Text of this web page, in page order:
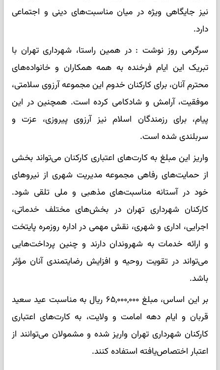
نیز جایگاهی ویژه در میان مناسبت‌های دینی و اجتماعی
دارد.
سرگرمی روز نوشت : در همین راستا، شهرداری تهران با
تبریک این ایام فرخنده به همه همکاران و خانواده‌های
محترم آنان، برای کارکنان خدوم این مجموعه آرزوی سلامتی،
موفقیت، آرامش و شادکامی کرده است. همچنین در این
پیام، برای رزمندگان اسلام نیز آرزوی پیروزی، عزت و
سربلندی شده است.
واریز این مبلغ به کارت‌های اعتباری کارکنان می‌تواند بخشی
از حمایت‌های رفاهی مجموعه مدیریت شهری از نیروهای
خود در آستانه مناسبت‌های مذهبی و ملی تلقی شود.
کارکنان شهرداری تهران در بخش‌های مختلف خدماتی،
اجرایی، اداری و شهری، نقش مهمی در اداره روزمره پایتخت
و ارائه خدمات به شهروندان دارند و چنین پرداخت‌هایی
می‌تواند در تقویت روحیه و افزایش رضایتمندی آنان مؤثر
باشد.
بر این اساس، مبلغ ۶۵,۰۰۰,۰۰۰ ریال به مناسبت عید سعید
قربان و ایام دهه امامت و ولایت، به کارت‌های اعتباری
کارکنان شهرداری تهران واریز شده و مشمولان می‌توانند از
اعتبار اختصاص‌یافته استفاده کنند.